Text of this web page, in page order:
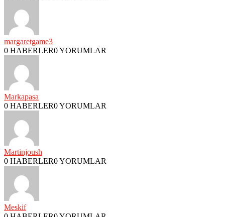
margaretgame3
0 HABERLER0 YORUMLAR
Markapasa
0 HABERLER0 YORUMLAR
Martinjoush
0 HABERLER0 YORUMLAR
Meskif